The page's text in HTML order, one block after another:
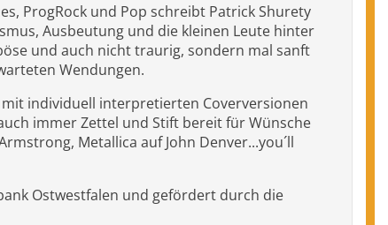
ProgRock und Pop schreibt Patrick Shurety
Ausbeutung und die kleinen Leute hinter
und auch nicht traurig, sondern mal sanft
Wendungen.
individuell interpretierten Coverversionen
immer Zettel und Stift bereit für Wünsche
Metallica auf John Denver...you´ll
Ostwestfalen und gefördert durch die